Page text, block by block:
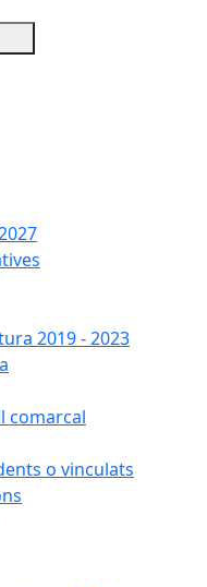
2019 - 2023
comarcal
o vinculats